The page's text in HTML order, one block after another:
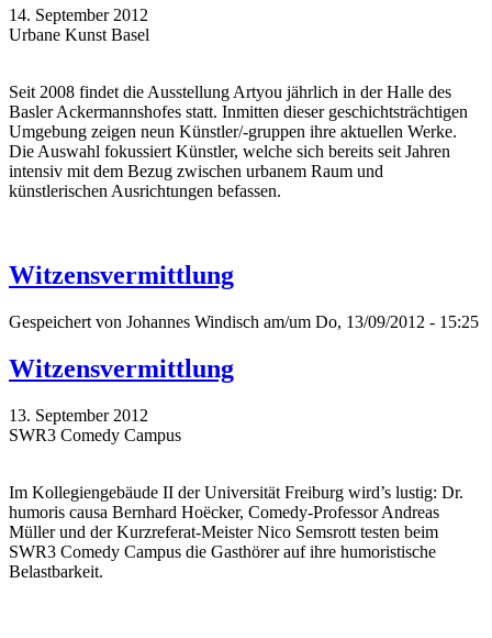
14. September 2012
Urbane Kunst Basel
Seit 2008 findet die Ausstellung Artyou jährlich in der Halle des
Basler Ackermannshofes statt. Inmitten dieser geschichtsträchtigen
Umgebung zeigen neun Künstler/-gruppen ihre aktuellen Werke.
Die Auswahl fokussiert Künstler, welche sich bereits seit Jahren
intensiv mit dem Bezug zwischen urbanem Raum und
künstlerischen Ausrichtungen befassen.
Witzensvermittlung
Gespeichert von Johannes Windisch am/um Do, 13/09/2012 - 15:25
Witzensvermittlung
13. September 2012
SWR3 Comedy Campus
Im Kollegiengebäude II der Universität Freiburg wird’s lustig: Dr.
humoris causa Bernhard Hoëcker, Comedy-Professor Andreas
Müller und der Kurzreferat-Meister Nico Semsrott testen beim
SWR3 Comedy Campus die Gasthörer auf ihre humoristische
Belastbarkeit.